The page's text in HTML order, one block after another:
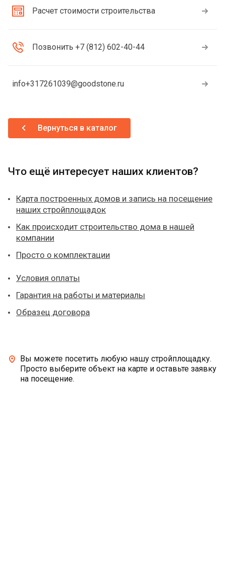
Расчет стоимости строительства
Позвонить +7 (812) 602-40-44
info+317261039@goodstone.ru
Вернуться в каталог
Что ещё интересует наших клиентов?
Карта построенных домов и запись на посещение
наших стройплощадок
Как происходит строительство дома в нашей
компании
Просто о комплектации
Условия оплаты
Гарантия на работы и материалы
Образец договора
Вы можете посетить любую нашу стройплощадку.
Просто выберите объект на карте и оставьте заявку
на посещение.